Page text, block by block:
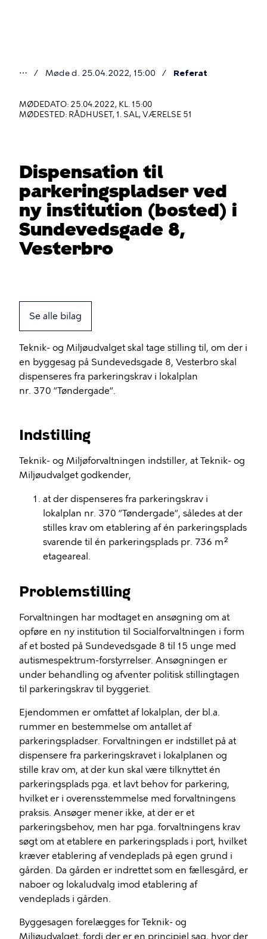
er
her
⋯ Møde d. 25.04.2022, 15:00 Referat
MØDEDATO: 25.04.2022, KL. 15:00
MØDESTED: RÅDHUSET, 1. SAL, VÆRELSE 51
Dispensation til
parkeringspladser ved
ny institution (bosted) i
Sundevedsgade 8,
Vesterbro
Se alle bilag
Teknik- og Miljøudvalget skal tage stilling til, om der i
en byggesag på Sundevedsgade 8, Vesterbro skal
dispenseres fra parkeringskrav i lokalplan
nr. 370 ”Tøndergade”.
Indstilling
Teknik- og Miljøforvaltningen indstiller, at Teknik- og
Miljøudvalget godkender,
at der dispenseres fra parkeringskrav i
lokalplan nr. 370 ”Tøndergade”, således at der
stilles krav om etablering af én parkeringsplads
svarende til én parkeringsplads pr. 736 m²
etageareal .
Problemstilling
Forvaltningen har modtaget en ansøgning om at
opføre en ny institution til Socialforvaltningen i form
afet bosted på Sundevedsgade 8 til 15 unge med
autismespektrum-forstyrrelser. Ansøgningen er
under behandling og afventer politisk stillingtagen
til parkeringskrav til byggeriet.
Ejendommen er omfattet af okalplan, der bl.a.
rummer en bestemmelse om antallet af
parkeringspladser. Forvaltningen er indstillet på at
dispensere fra parkeringskravet i lokalplanen og
stille krav om, at der kun skal være tilknyttet én
parkeringsplads pga. et lavt behov for parkering,
hvilket er i overensstemmelse med forvaltningens
praksis. Ansøger mener ikke, at der er et
parkeringsbehov, men har pga. forvaltningens krav
søgt om at etablere en parkeringsplads i port, hvilket
kræver etablering af vendeplads på egen grund i
gården. Da gården er indrettet som en fællesgård, er
naboer og lokaludvalg imod etablering af
vendeplads i gården.
Byggesagen forelægges for Teknik- og
Miljøudvalget, fordi der er en principiel sag, hvor der